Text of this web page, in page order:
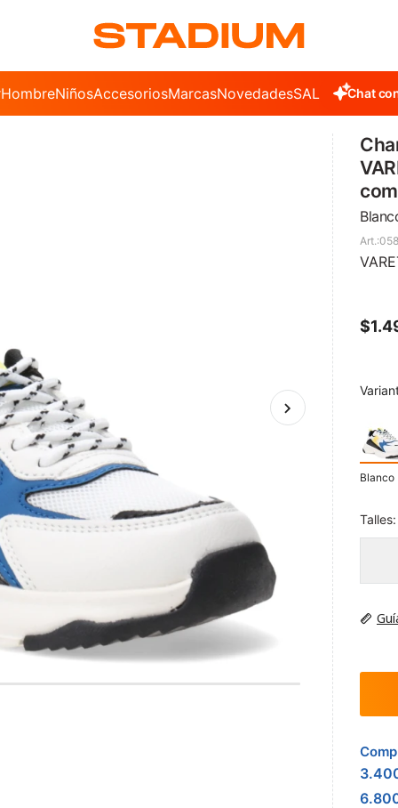
HombreNiñosAccesoriosMarcasNovedadesSALE Chat
$
Blanco
Talles: